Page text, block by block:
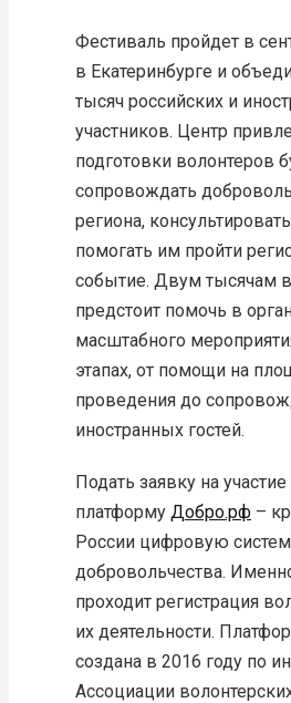
Фестиваль пройдет в
в Екатеринбурге и
тысяч российских и
участников. Центр
подготовки волонтеров
сопровождать
региона,
помогать им пройти
событие. Двум тысячам
предстоит помочь в
масштабного
этапах, от помощи на
проведения до
иностранных гостей.
Подать заявку на
платформу Добро.рф –
России цифровую
добровольчества.
проходит регистрация
их деятельности.
создана в 2016 году по
Ассоциации